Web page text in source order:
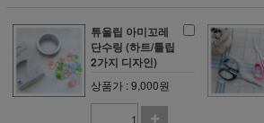
튜울립 아미꼬레
단수링 (하트/튤립
2가지 디자인)
상품가 : 9,000원